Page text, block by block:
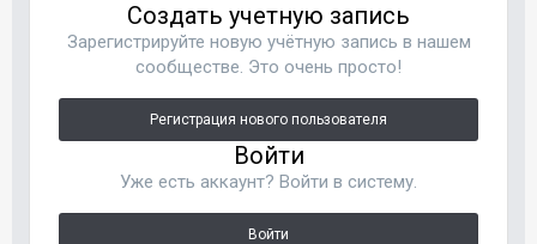
Создать учетную запись
Зарегистрируйте новую учётную запись в нашем
сообществе. Это очень просто!
Регистрация нового пользователя
Войти
Уже есть аккаунт? Войти в систему.
Войти